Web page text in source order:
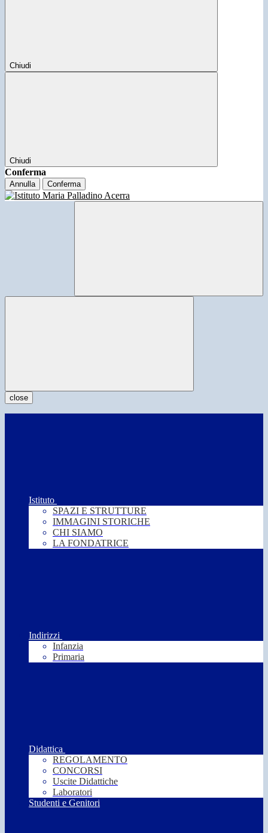
Chiudi
Chiudi
Conferma
Annulla Conferma
close
Istituto
SPAZI E STRUTTURE
IMMAGINI STORICHE
CHI SIAMO
LA FONDATRICE
Indirizzi
Infanzia
Primaria
Didattica
REGOLAMENTO
CONCORSI
Uscite Didattiche
Laboratori
Studenti e Genitori